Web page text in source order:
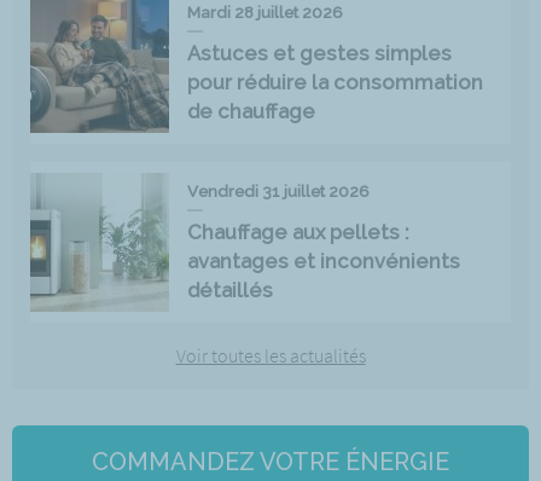
Mardi 28 juillet 2026
Astuces et gestes simples
pour réduire la consommation
de chauffage
Vendredi 31 juillet 2026
Chauffage aux pellets :
avantages et inconvénients
détaillés
Voir toutes les actualités
COMMANDEZ VOTRE ÉNERGIE